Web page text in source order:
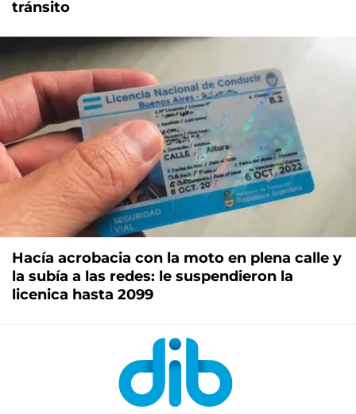
tránsito
Hacía acrobacia con la moto en plena calle y
la subía a las redes: le suspendieron la
licenica hasta 2099